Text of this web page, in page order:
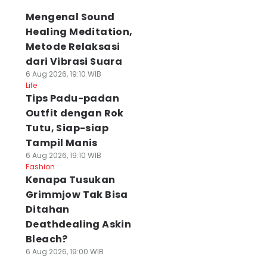
Akui
soal
Saham
Lagi Timnas Belum
Kalah dari Negara
Mengenal Sound
Healing Meditation,
Metode Relaksasi
dari Vibrasi Suara
6 Aug 2026, 19:10 WIB
Life
Tips Padu-padan
Outfit dengan Rok
Tutu, Siap-siap
Tampil Manis
6 Aug 2026, 19:10 WIB
Fashion
Kenapa Tusukan
Grimmjow Tak Bisa
Ditahan
Deathdealing Askin
Bleach?
6 Aug 2026, 19:00 WIB